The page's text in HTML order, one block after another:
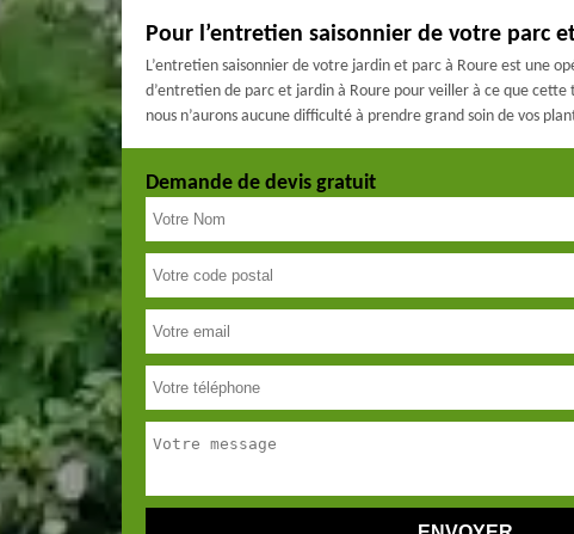
Pour l’entretien saisonnier de votre parc
L’entretien saisonnier de votre jardin et parc à Roure est une
d’entretien de parc et jardin à Roure pour veiller à ce que
nous n’aurons aucune difficulté à prendre grand soin de vos
Demande de devis gratuit